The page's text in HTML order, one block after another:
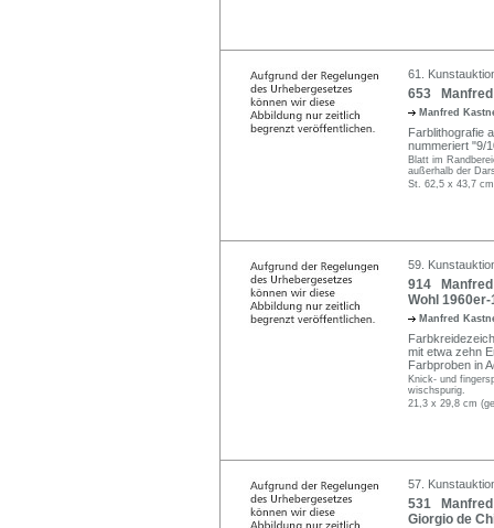
61.
653 Manfred
Manfred
Farblithografie
nummeriert "9/
Blatt im
außerhalb der
St. 62,5 x 43,7
59.
914 Manfred
Wohl
Manfred
mit etwa zehn
Farbproben in
Knick- und
wischspurig.
21,3 x 29,8 cm
57.
531 Manfred
Giorgio de